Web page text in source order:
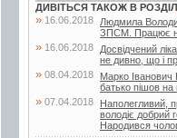
ДИВІТЬСЯ ТАКОЖ В
» 16.06.2018
Людмила
ЗПСМ. Працює на
» 16.06.2018
Досвідчений
не дивно, що і
» 08.04.2018
Марко Іванович
батько пішов на
» 07.04.2018
Наполегливий,
володіє добрий
Народився